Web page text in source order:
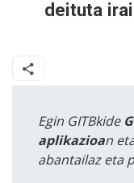
deituta
Egin GITBkide
aplikazioan
abantailaz eta